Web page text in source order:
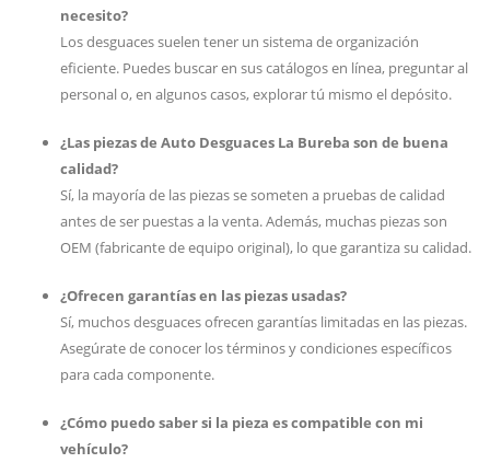
necesito?
Los desguaces suelen tener un sistema de organización
eficiente. Puedes buscar en sus catálogos en línea, preguntar al
personal o, en algunos casos, explorar tú mismo el depósito.
¿Las piezas de Auto Desguaces La Bureba son de buena
calidad?
Sí, la mayoría de las piezas se someten a pruebas de calidad
antes de ser puestas a la venta. Además, muchas piezas son
OEM (fabricante de equipo original), lo que garantiza su calidad.
¿Ofrecen garantías en las piezas usadas?
Sí, muchos desguaces ofrecen garantías limitadas en las piezas.
Asegúrate de conocer los términos y condiciones específicos
para cada componente.
¿Cómo puedo saber si la pieza es compatible con mi
vehículo?